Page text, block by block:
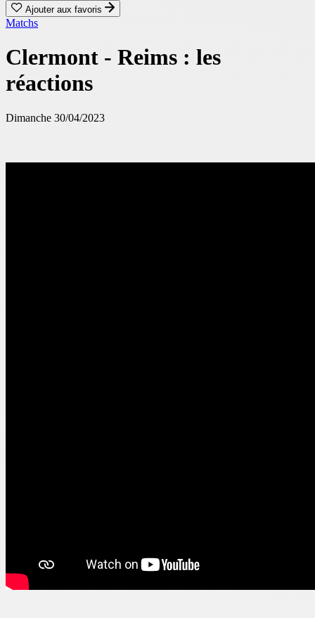
Ajouter aux favoris
Matchs
Clermont - Reims : les
réactions
Dimanche 30/04/2023